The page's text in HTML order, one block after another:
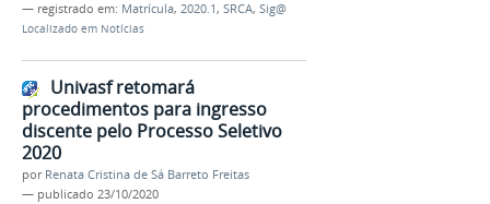
— registrado em: Matrícula, 2020.1, SRCA, Sig@
Localizado em Notícias
Univasf retomará
procedimentos para ingresso
discente pelo Processo Seletivo
2020
por Renata Cristina de Sá Barreto Freitas
— publicado 23/10/2020